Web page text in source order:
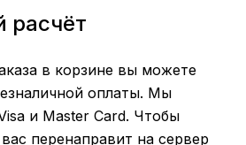
расчёт
в корзине вы можете
оплаты. Мы
и Master Card. Чтобы
перенаправит на сервер